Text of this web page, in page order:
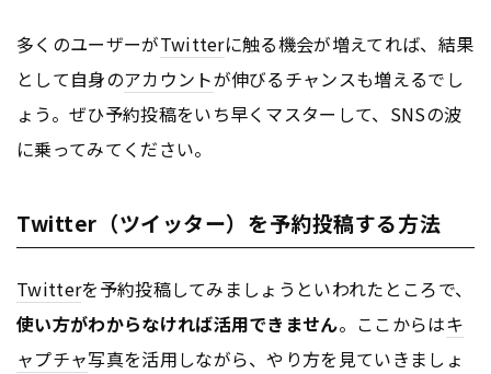
多くのユーザーがTwitterに触る機会が増えてれば、結果
として自身のアカウントが伸びるチャンスも増えるでし
ょう。ぜひ予約投稿をいち早くマスターして、SNSの波
に乗ってみてください。
Twitter（ツイッター）を予約投稿する方法
Twitterを予約投稿してみましょうといわれたところで、
使い方がわからなければ活用できません。ここからはキ
ャプチャ写真を活用しながら、やり方を見ていきましょ